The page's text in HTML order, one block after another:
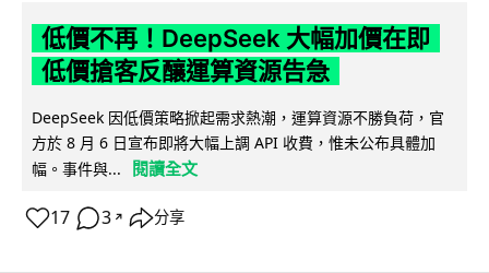
低價不再！DeepSeek 大幅加價在即
低價搶客反釀運算資源告急
DeepSeek 因低價策略掀起需求熱潮，運算資源不勝負荷，官
方於 8 月 6 日宣布即將大幅上調 API 收費，惟未公布具體加
幅。事件與...
閱讀全文
17 3 ↗ 分享